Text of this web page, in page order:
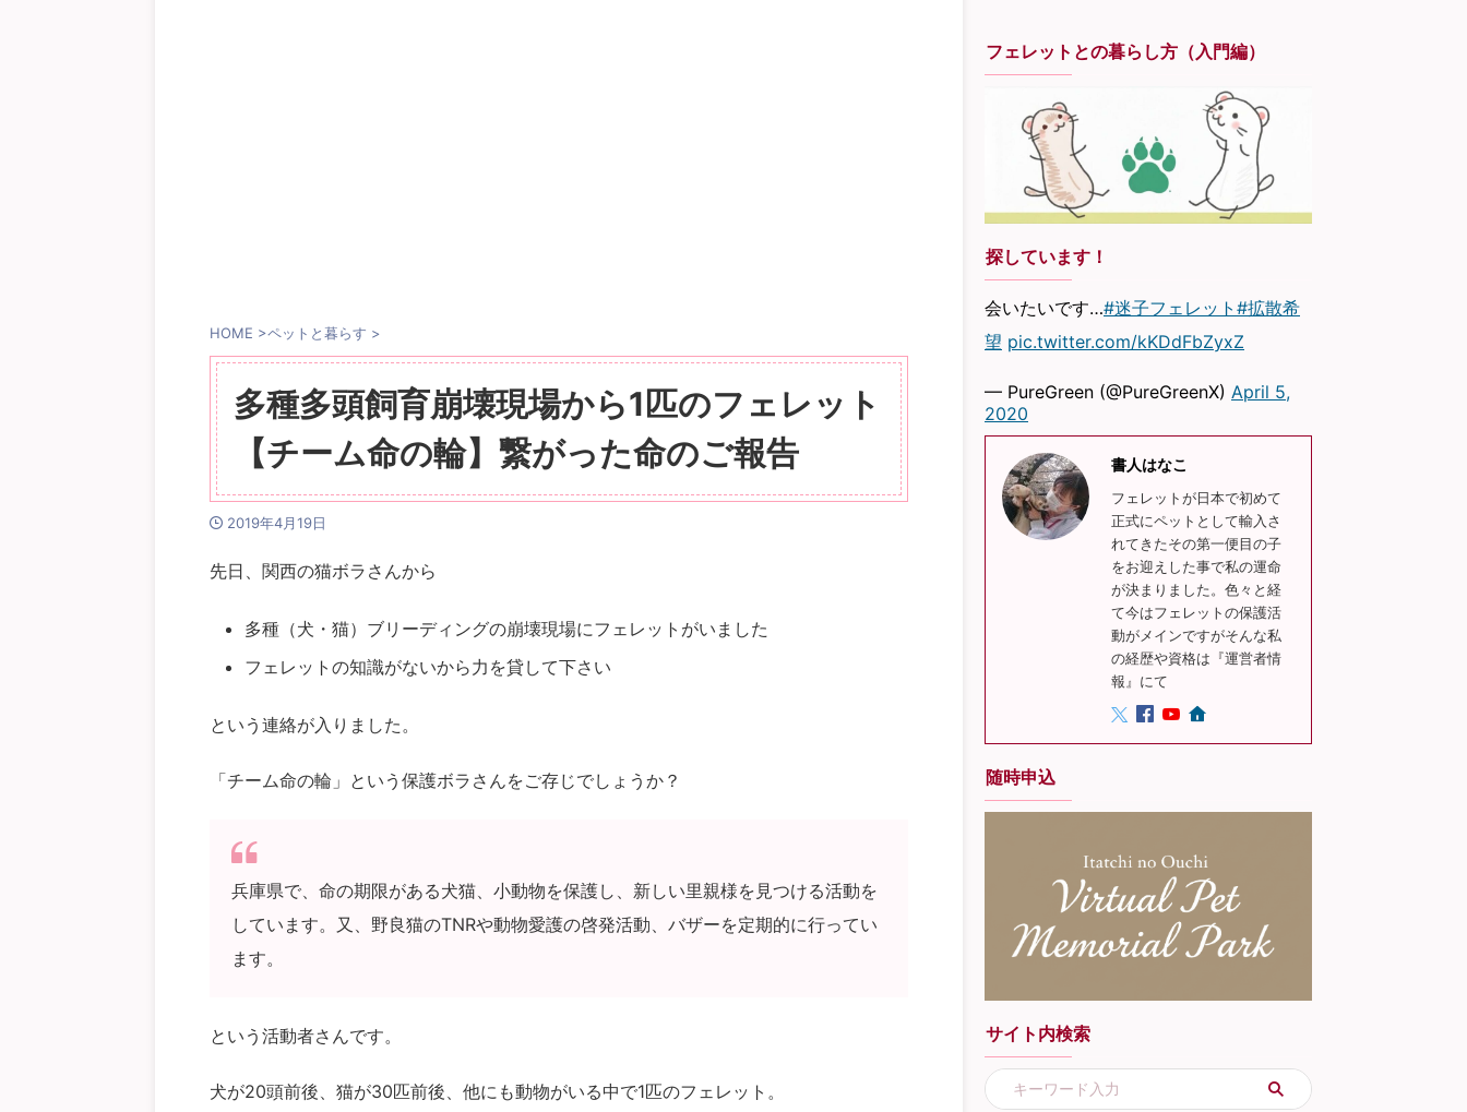
HOME >ペットと暮らす >
多種多頭飼育崩壊現場から1匹のフェレット
【チーム命の輪】繋がった命のご報告
2019年4月19日
先日、関西の猫ボラさんから
多種（犬・猫）ブリーディングの崩壊現場にフェレットがいました
フェレットの知識がないから力を貸して下さい
という連絡が入りました。
「チーム命の輪」という保護ボラさんをご存じでしょうか？
兵庫県で、命の期限がある犬猫、小動物を保護し、新しい里親様を見つける活動を
しています。又、野良猫のTNRや動物愛護の啓発活動、バザーを定期的に行ってい
ます。
という活動者さんです。
犬が20頭前後、猫が30匹前後、他にも動物がいる中で1匹のフェレット。
フェレットとの暮らし方（入門編）
探しています！
会いたいです…#迷子フェレット #拡散希
望 pic.twitter.com/kKDdFbZyxZ
— PureGreen (@PureGreenX) April 5,
2020
書人はなこ
フェレットが日本で初めて
正式にペットとして輸入さ
れてきたその第一便目の子
をお迎えした事で私の運命
が決まりました。色々と経
て今はフェレットの保護活
動がメインですがそんな私
の経歴や資格は『運営者情
報』にて
随時申込
サイト内検索